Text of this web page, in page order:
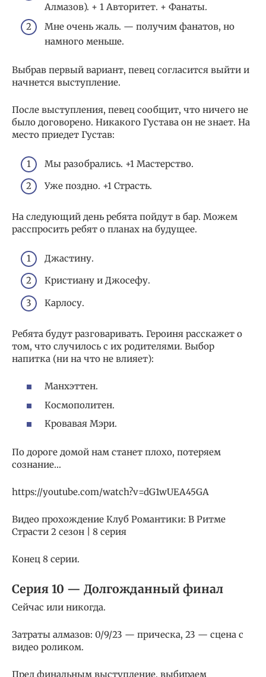
Алмазов). + 1 Авторитет. + Фанаты.
Мне очень жаль. — получим фанатов, но
намного меньше.
Выбрав первый вариант, певец согласится выйти и
начнется выступление.
После выступления, певец сообщит, что ничего не
было договорено. Никакого Густава он не знает. На
место приедет Густав:
Мы разобрались. +1 Мастерство.
Уже поздно. +1 Страсть.
На следующий день ребята пойдут в бар. Можем
расспросить ребят о планах на будущее.
Джастину.
Кристиану и Джосефу.
Карлосу.
Ребята будут разговаривать. Героиня расскажет о
том, что случилось с их родителями. Выбор
напитка (ни на что не влияет):
Манхэттен.
Космополитен.
Кровавая Мэри.
По дороге домой нам станет плохо, потеряем
сознание…
https://youtube.com/watch?v=dG1wUEA45GA
Видео прохождение Клуб Романтики: В Ритме
Страсти 2 сезон | 8 серия
Конец 8 серии.
Серия 10 — Долгожданный финал
Сейчас или никогда.
Затраты алмазов: 0/9/23 — прическа, 23 — сцена с
видео роликом.
Пред финальным выступление, выбираем